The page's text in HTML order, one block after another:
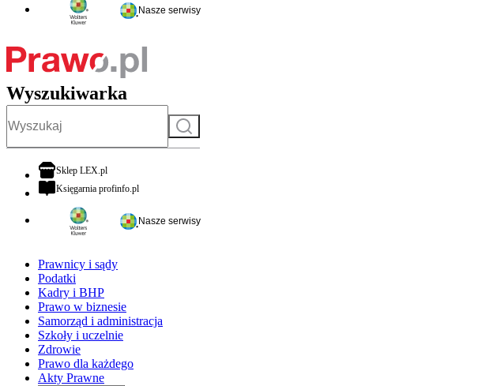
Nasze serwisy
Wyszukiwarka
Szukaj
Sklep LEX.plotwiera się w nowej karcie
Księgarnia profinfo.plotwiera się w nowej karcie
Nasze serwisy
Prawnicy i sądy
Podatki
Kadry i BHP
Prawo w biznesie
Samorząd i administracja
Szkoły i uczelnie
Zdrowie
Prawo dla każdego
Akty Prawne